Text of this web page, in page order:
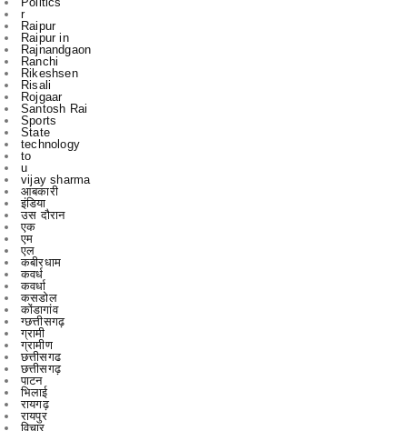
Ranchi
Rikeshsen
Risali
Rojgaar
Santosh Rai
Sports
State
technology
to
u
vijay sharma
आबकारी
इंडिया
उस दौरान
एक
एम
एल
कबीरधाम
कवर्ध
कवर्धा
कसडोल
कोंडागांव
ग्छत्तीसगढ़
ग्रामी
ग्रामीण
छत्तीसगढ
छत्तीसगढ़
पाटन
भिलाई
रायगढ़
रायपुर
विचार
विचार मंथन
विचारमंथन
शहर
शहरChhattisgarrh